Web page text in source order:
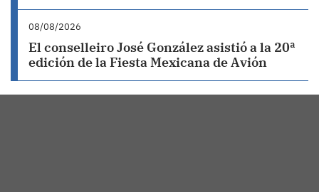
08/08/2026
El conselleiro José González asistió a la 20ª
edición de la Fiesta Mexicana de Avión